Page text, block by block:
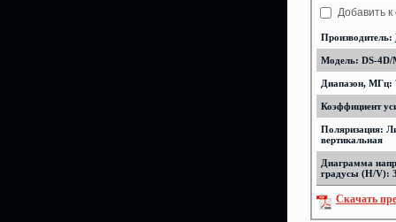
Добавить
Производитель:
Модель: DS-4D/
Диапазон, МГц:
Коэффициент
Поляризация:
вертикальная
Диаграмма
градусы (H/V):
Скачать